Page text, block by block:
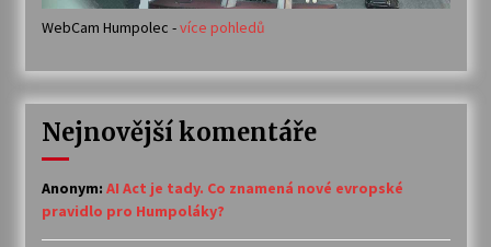
WebCam Humpolec -více pohledů
Nejnovější komentáře
Anonym: AI Act je tady. Co znamená nové evropské
pravidlo pro Humpoláky?